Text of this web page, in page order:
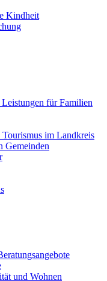
Kindheit
für Familien
im Landkreis
Gemeinden
und Wohnen